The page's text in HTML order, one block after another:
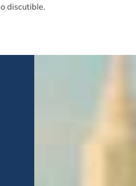
o discutible.